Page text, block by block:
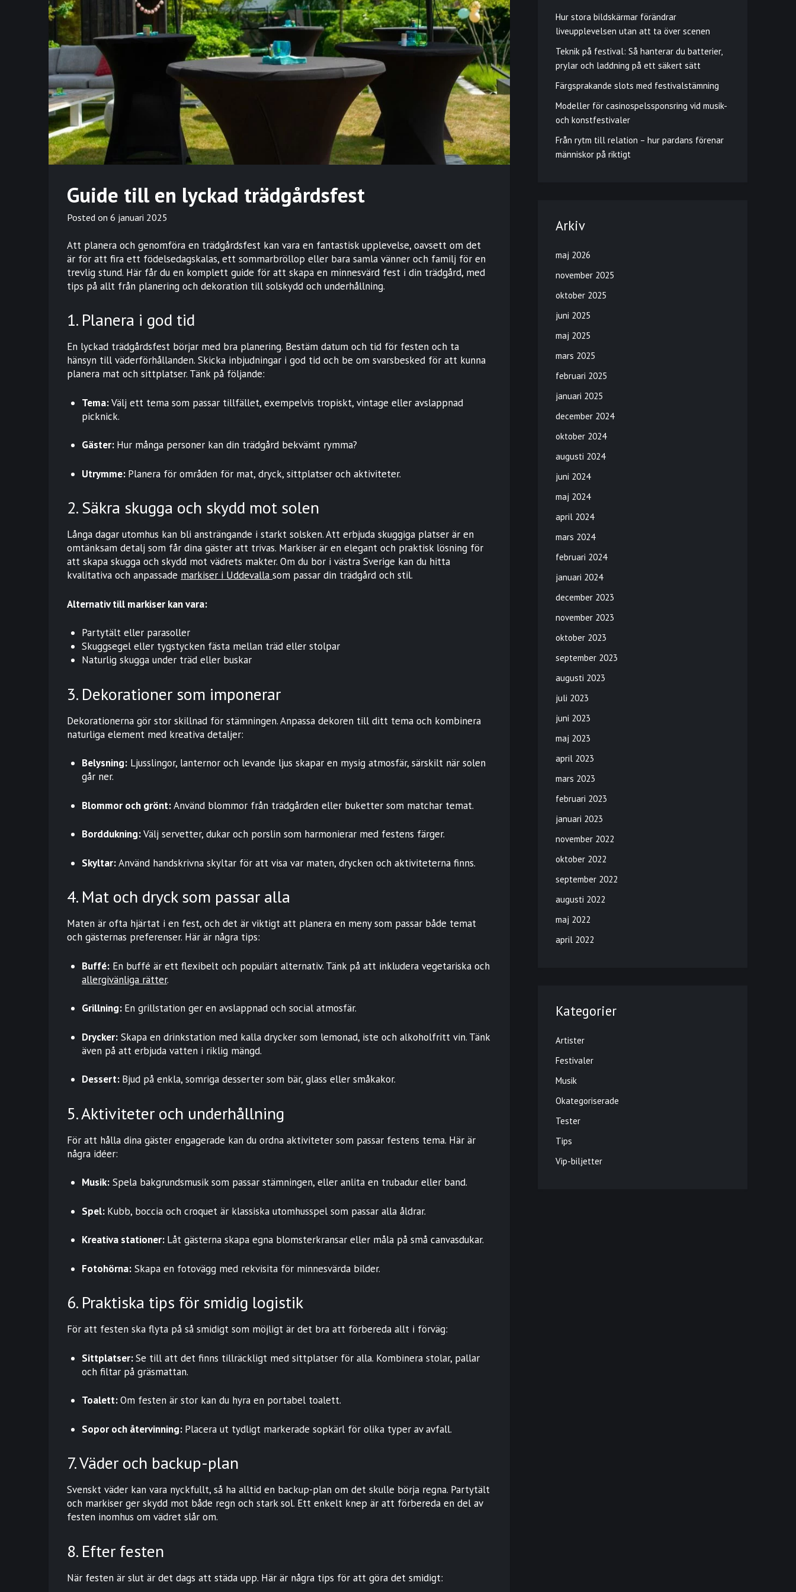
Guide till en lyckad trädgårdsfest
Posted on6 januari 2025
Att planera och genomföra en trädgårdsfest kan vara en fantastisk upplevelse, oavsett om det
är för att fira ett födelsedagskalas, ett sommarbröllop eller bara samla vänner och familj för en
trevlig stund. Här får du en komplett guide för att skapa en minnesvärd fest i din trädgård, med
tips på allt från planering och dekoration till solskydd och underhållning.
1. Planera i god tid
En lyckad trädgårdsfest börjar med bra planering. Bestäm datum och tid för festen och ta
hänsyn till väderförhållanden. Skicka inbjudningar i god tid och be om svarsbesked för att kunna
planera mat och sittplatser. Tänk på följande:
Tema:Välj ett tema som passar tillfället, exempelvis tropiskt, vintage eller avslappnad
picknick.
Gäster: Hur många personer kan din trädgård bekvämt rymma?
Utrymme: Planera för områden för mat, dryck, sittplatser och aktiviteter.
2. Säkra skugga och skydd mot solen
Långa dagar utomhus kan bli ansträngande i starkt solsken. Att erbjuda skuggiga platser är en
omtänksam detalj som får dina gäster att trivas. Markiser är en elegant och praktisk lösning för
att skapa skugga och skydd mot vädrets makter. Om du bor i västra Sverige kan du hitta
kvalitativa och anpassade markiser i Uddevallasom passar din trädgård och stil.
Alternativ till markiser kan vara:
Partytält eller parasoller
Skuggsegel eller tygstycken fästa mellan träd eller stolpar
Naturlig skugga under träd eller buskar
3. Dekorationer som imponerar
Dekorationerna gör stor skillnad för stämningen. Anpassa dekoren till ditt tema och kombinera
naturliga element med kreativa detaljer:
Belysning: Ljusslingor, lanternor och levande ljus skapar en mysig atmosfär, särskilt när solen
går ner.
Blommor och grönt:Använd blommor från trädgården eller buketter som matchar temat.
Borddukning:Välj servetter, dukar och porslin som harmonierar med festens färger.
Skyltar:Använd handskrivna skyltar för att visa var maten, drycken och aktiviteterna finns.
4. Mat och dryck som passar alla
Maten är ofta hjärtat i en fest, och det är viktigt att planera en meny som passar både temat
och gästernas preferenser. Här är några tips:
Buffé: En buffé är ett flexibelt och populärt alternativ. Tänk på att inkludera vegetariska och
allergivänliga rätter.
Grillning: En grillstation ger en avslappnad och social atmosfär.
Drycker: Skapa en drinkstation med kalla drycker som lemonad, iste och alkoholfritt vin. Tänk
även på att erbjuda vatten i riklig mängd.
Dessert: Bjud på enkla, somriga desserter som bär, glass eller småkakor.
5. Aktiviteter och underhållning
För att hålla dina gäster engagerade kan du ordna aktiviteter som passar festens tema. Här är
några idéer:
Musik: Spela bakgrundsmusik som passar stämningen, eller anlita en trubadur eller band.
Spel: Kubb, boccia och croquet är klassiska utomhusspel som passar alla åldrar.
Kreativa stationer: Låt gästerna skapa egna blomsterkransar eller måla på små canvasdukar.
Fotohörna: Skapa en fotovägg med rekvisita för minnesvärda bilder.
6. Praktiska tips för smidig logistik
För att festen ska flyta på så smidigt som möjligt är det bra att förbereda allt i förväg:
Sittplatser:Se till att det finns tillräckligt med sittplatser för alla. Kombinera stolar, pallar
och filtar på gräsmattan.
Toalett:Om festen är stor kan du hyra en portabel toalett.
Sopor och återvinning: Placera ut tydligt markerade sopkärl för olika typer av avfall.
7. Väder och backup-plan
Svenskt väder kan vara nyckfullt, så ha alltid en backup-plan om det skulle börja regna. Partytält
och markiser ger skydd mot både regn och stark sol. Ett enkelt knep är att förbereda en del av
festen inomhus om vädret slår om.
8. Efter festen
När festen är slut är det dags att städa upp. Här är några tips för att göra det smidigt:
Hur stora bildskärmar förändrar
liveupplevelsen utan att ta över scenen
Teknik på festival: Så hanterar du batterier,
prylar och laddning på ett säkert sätt
Färgsprakande slots med festivalstämning
Modeller för casinospelssponsring vid musik-
och konstfestivaler
Från rytm till relation – hur pardans förenar
människor på riktigt
Arkiv
maj 2026
november 2025
oktober 2025
juni 2025
maj 2025
mars 2025
februari 2025
januari 2025
december 2024
oktober 2024
augusti 2024
juni 2024
maj 2024
april 2024
mars 2024
februari 2024
januari 2024
december 2023
november 2023
oktober 2023
september 2023
augusti 2023
juli 2023
juni 2023
maj 2023
april 2023
mars 2023
februari 2023
januari 2023
november 2022
oktober 2022
september 2022
augusti 2022
maj 2022
april 2022
Kategorier
Artister
Festivaler
Musik
Okategoriserade
Tester
Tips
Vip-biljetter